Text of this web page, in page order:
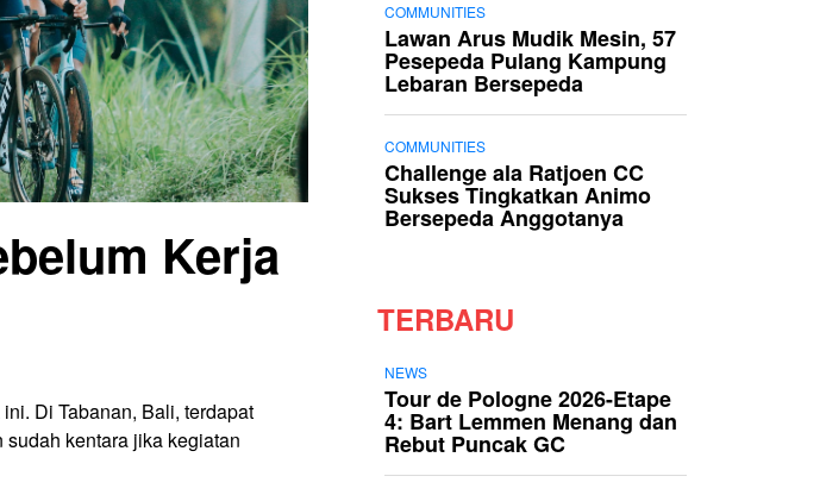
Kerja
Di Tabanan, Bali, terdapat
kentara jika kegiatan
COMMUNITIES
Lawan Arus Mudik Mesin, 57
Pesepeda Pulang Kampung
Lebaran Bersepeda
COMMUNITIES
Challenge ala Ratjoen CC
Sukses Tingkatkan Animo
Bersepeda Anggotanya
TERBARU
NEWS
Tour de Pologne 2026-Etape
4: Bart Lemmen Menang dan
Rebut Puncak GC